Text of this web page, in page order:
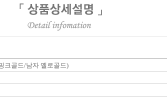
크골드/남자 옐로골드)